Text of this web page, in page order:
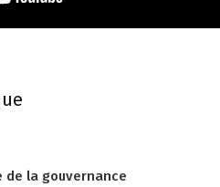
de la gouvernance